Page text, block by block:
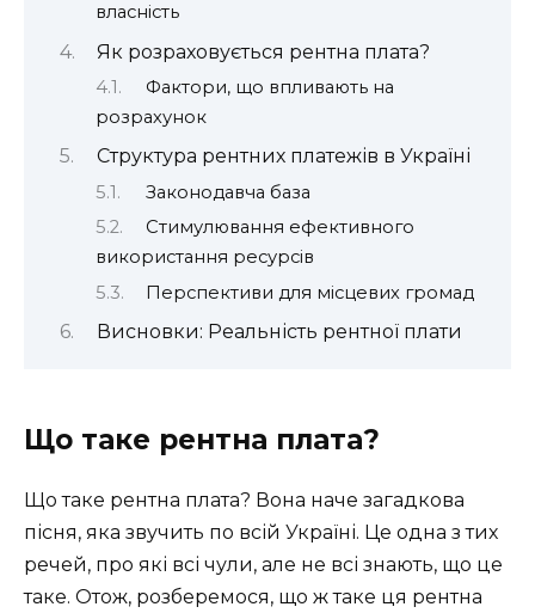
власність
Як розраховується рентна плата?
Фактори, що впливають на
розрахунок
Структура рентних платежів в Україні
Законодавча база
Стимулювання ефективного
використання ресурсів
Перспективи для місцевих громад
Висновки: Реальність рентної плати
Що таке рентна плата?
Що таке рентна плата? Вона наче загадкова
пісня, яка звучить по всій Україні. Це одна з тих
речей, про які всі чули, але не всі знають, що це
таке. Отож, розберемося, що ж таке ця рентна